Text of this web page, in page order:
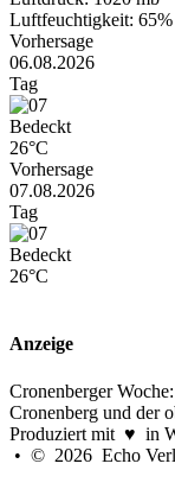
Luftfeuchtigkeit: 65%
Vorhersage
06.08.2026
Tag
Bedeckt
26°C
Vorhersage
07.08.2026
Tag
Bedeckt
26°C
Anzeige
Cronenberger
Cronenberg und der
Produziert mit ♥ in
• © 2026 Echo